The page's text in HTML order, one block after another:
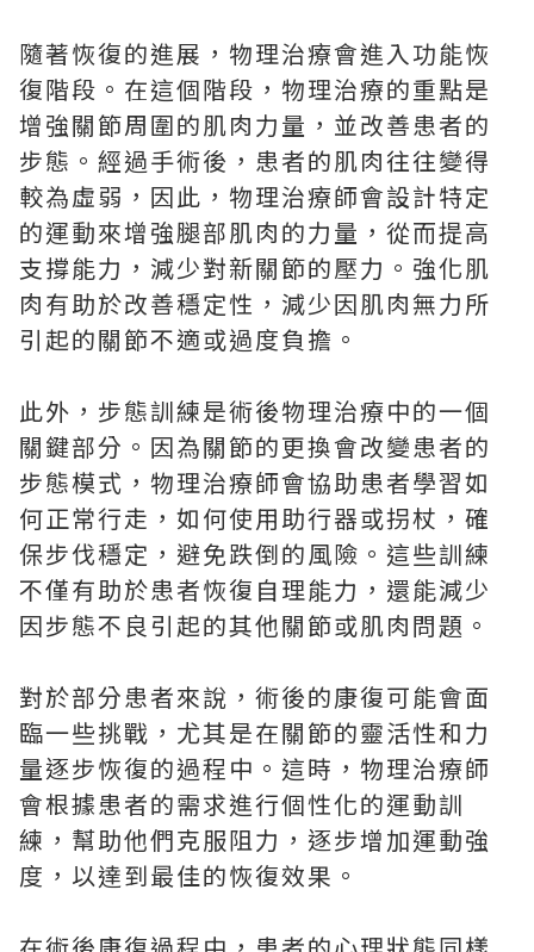
隨著恢復的進展，物理治療會進入功能恢
復階段。在這個階段，物理治療的重點是
增強關節周圍的肌肉力量，並改善患者的
步態。經過手術後，患者的肌肉往往變得
較為虛弱，因此，物理治療師會設計特定
的運動來增強腿部肌肉的力量，從而提高
支撐能力，減少對新關節的壓力。強化肌
肉有助於改善穩定性，減少因肌肉無力所
引起的關節不適或過度負擔。
此外，步態訓練是術後物理治療中的一個
關鍵部分。因為關節的更換會改變患者的
步態模式，物理治療師會協助患者學習如
何正常行走，如何使用助行器或拐杖，確
保步伐穩定，避免跌倒的風險。這些訓練
不僅有助於患者恢復自理能力，還能減少
因步態不良引起的其他關節或肌肉問題。
對於部分患者來說，術後的康復可能會面
臨一些挑戰，尤其是在關節的靈活性和力
量逐步恢復的過程中。這時，物理治療師
會根據患者的需求進行個性化的運動訓
練，幫助他們克服阻力，逐步增加運動強
度，以達到最佳的恢復效果。